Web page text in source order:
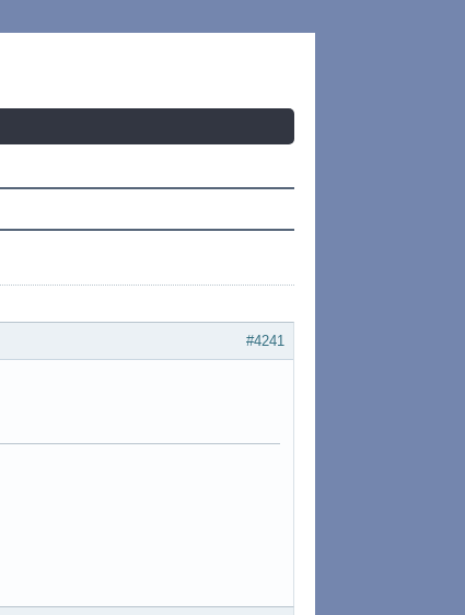
#4241